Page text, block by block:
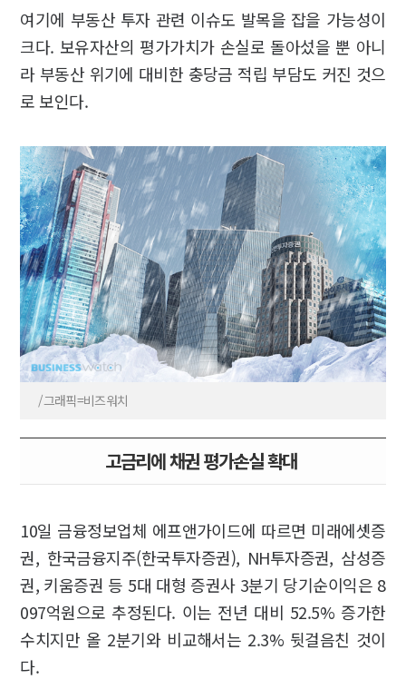
여기에 부동산 투자 관련 이슈도 발목을 잡을 가능성이
크다. 보유자산의 평가가치가 손실로 돌아섰을 뿐 아니
라 부동산 위기에 대비한 충당금 적립 부담도 커진 것으
로 보인다.
/그래픽=비즈워치
고금리에 채권 평가손실 확대
10일 금융정보업체 에프앤가이드에 따르면 미래에셋증
권, 한국금융지주(한국투자증권), NH투자증권, 삼성증
권, 키움증권 등 5대 대형 증권사 3분기 당기순이익은 8
097억원으로 추정된다. 이는 전년 대비 52.5% 증가한
수치지만 올 2분기와 비교해서는 2.3% 뒷걸음친 것이
다.